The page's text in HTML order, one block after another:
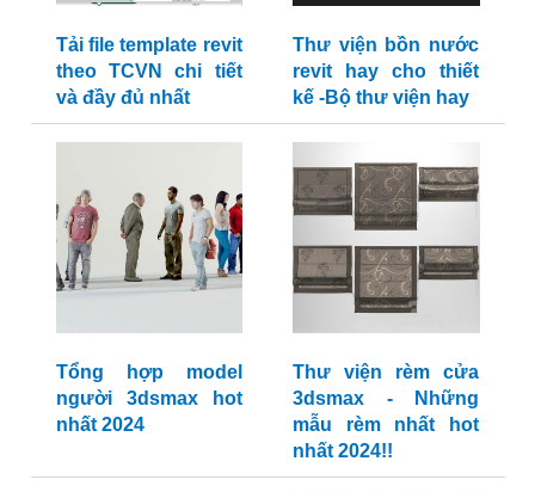
Tải file template revit
theo TCVN chi tiết
và đầy đủ nhất
Thư viện bồn nước
revit hay cho thiết
kế -Bộ thư viện hay
Tổng hợp model
người 3dsmax hot
nhất 2024
Thư viện rèm cửa
3dsmax - Những
mẫu rèm nhất hot
nhất 2024!!